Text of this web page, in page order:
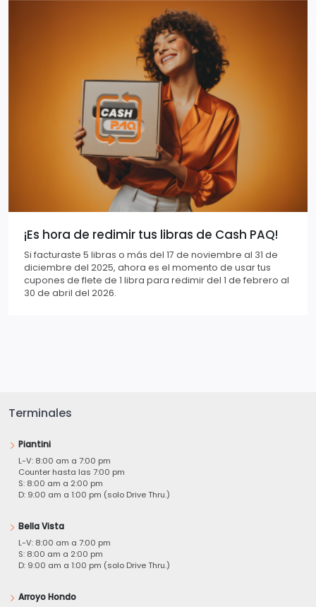
¡Es hora de redimir tus libras de Cash PAQ!
Si facturaste 5 libras o más del 17 de noviembre al 31 de
diciembre del 2025, ahora es el momento de usar tus
cupones de flete de 1 libra para redimir del 1 de febrero al
30 de abril del 2026.
Terminales
Piantini
L-V: 8:00 am a 7:00 pm
Counter hasta las 7:00 pm
S: 8:00 am a 2:00 pm
D: 9:00 am a 1:00 pm (solo Drive Thru.)
Bella Vista
L-V: 8:00 am a 7:00 pm
S: 8:00 am a 2:00 pm
D: 9:00 am a 1:00 pm (solo Drive Thru.)
Arroyo Hondo